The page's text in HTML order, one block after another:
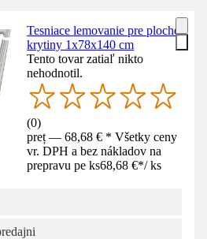
Tesniace lemovanie pre ploché
krytiny 1x78x140 cm
Tento tovar zatiaľ nikto
nehodnotil.
(0)
preț — 68,68 € * Všetky ceny
vr. DPH a bez nákladov na
prepravu pe ks68,68 €*/ ks